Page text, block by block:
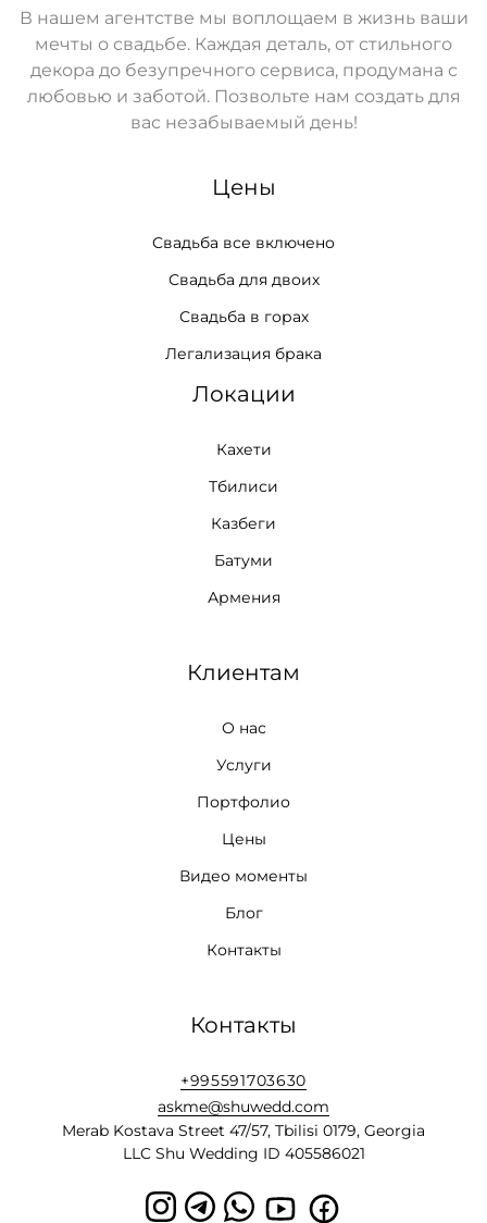
В нашем агентстве мы воплощаем в жизнь ваши
мечты о свадьбе. Каждая деталь, от стильного
декора до безупречного сервиса, продумана с
любовью и заботой. Позвольте нам создать для
вас незабываемый день!
Цены
Свадьба все включено
Свадьба для двоих
Свадьба в горах
Легализация брака
Локации
Кахети
Тбилиси
Казбеги
Батуми
Армения
Клиентам
О нас
Услуги
Портфолио
Цены
Видео моменты
Блог
Контакты
Контакты
+995591703630
askme@shuwedd.com
Merab Kostava Street 47/57, Tbilisi 0179, Georgia
LLC Shu Wedding ID 405586021